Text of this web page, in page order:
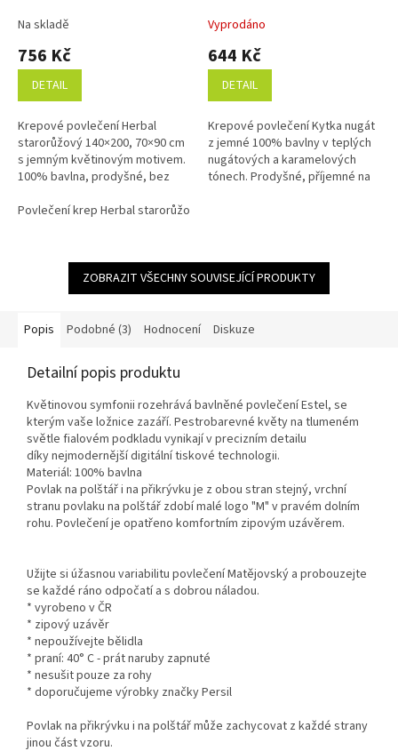
Na skladě
756 Kč
DETAIL
Krepové povlečení Herbal
starorůžový 140×200, 70×90 cm
s jemným květinovým motivem.
100% bavlna, prodyšné, bez
zapínání.
Povlečení krep Herbal starorůžový 140x200, 70x90 cm
Vyprodáno
644 Kč
DETAIL
Krepové povlečení Kytka nugát
z jemné 100% bavlny v teplých
nugátových a karamelových
tónech. Prodyšné, příjemné na
ZOBRAZIT VŠECHNY SOUVISEJÍCÍ PRODUKTY
Popis Podobné (3) Hodnocení Diskuze
Detailní popis produktu
Květinovou symfonii rozehrává bavlněné povlečení Estel, se
kterým vaše ložnice zazáří. Pestrobarevné květy na tlumeném
světle fialovém podkladu vynikají v precizním detailu
díky nejmodernější digitální tiskové technologii.
Materiál: 100% bavlna
Povlak na polštář i na přikrývku je z obou stran stejný, vrchní
stranu povlaku na polštář zdobí malé logo "M" v pravém dolním
rohu. Povlečení je opatřeno komfortním zipovým uzávěrem.
Užijte si úžasnou variabilitu povlečení Matějovský a probouzejte
se každé ráno odpočatí a s dobrou náladou.
* vyrobeno v ČR
* zipový uzávěr
* nepoužívejte bělidla
* praní: 40° C - prát naruby zapnuté
* nesušit pouze za rohy
* doporučujeme výrobky značky Persil
Povlak na přikrývku i na polštář může zachycovat z každé strany
jinou část vzoru.